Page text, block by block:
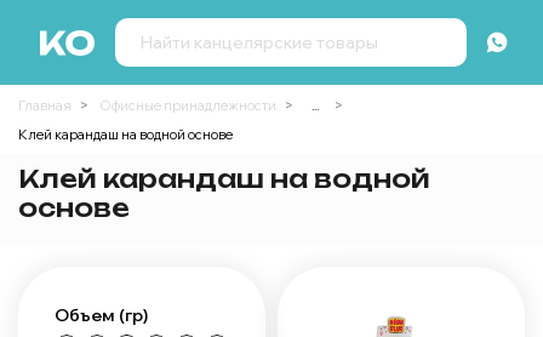
Главная Офисные принадлежности
...
Клей карандаш на водной основе
Клей карандаш на водной
основе
Объем (гр)